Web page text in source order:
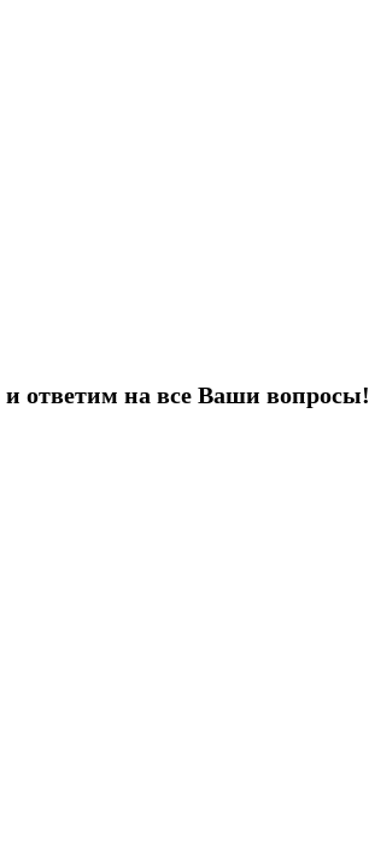
ответим на все Ваши вопросы!